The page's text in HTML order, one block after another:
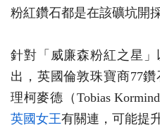
粉紅鑽石都是在該礦坑開採
針對「威廉森粉紅之星」
出，英國倫敦珠寶商77鑽
理柯麥德（Tobias
英國女王有關連，可能提